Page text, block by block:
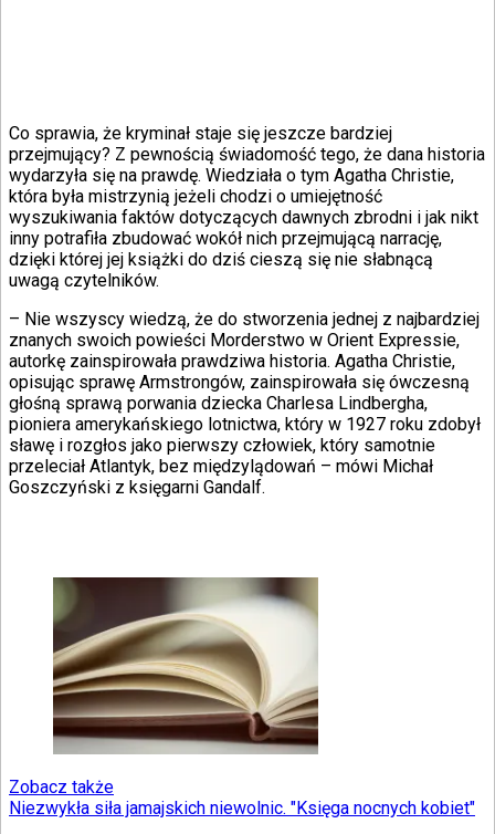
Co sprawia, że kryminał staje się jeszcze bardziej
przejmujący? Z pewnością świadomość tego, że dana historia
wydarzyła się na prawdę. Wiedziała o tym Agatha Christie,
która była mistrzynią jeżeli chodzi o umiejętność
wyszukiwania faktów dotyczących dawnych zbrodni i jak nikt
inny potrafiła zbudować wokół nich przejmującą narrację,
dzięki której jej książki do dziś cieszą się nie słabnącą
uwagą czytelników.
– Nie wszyscy wiedzą, że do stworzenia jednej z najbardziej
znanych swoich powieści Morderstwo w Orient Expressie,
autorkę zainspirowała prawdziwa historia. Agatha Christie,
opisując sprawę Armstrongów, zainspirowała się ówczesną
głośną sprawą porwania dziecka Charlesa Lindbergha,
pioniera amerykańskiego lotnictwa, który w 1927 roku zdobył
sławę i rozgłos jako pierwszy człowiek, który samotnie
przeleciał Atlantyk, bez międzylądowań – mówi Michał
Goszczyński z księgarni Gandalf.
Zobacz także
Niezwykła siła jamajskich niewolnic. "Księga nocnych kobiet"